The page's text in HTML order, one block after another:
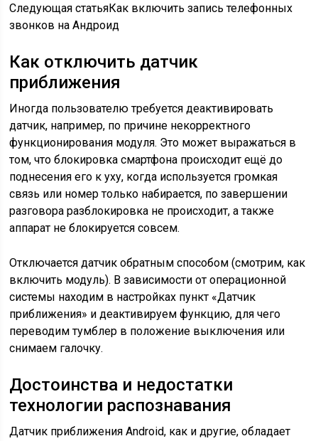
Следующая статьяКак включить запись телефонных
звонков на Андроид
Как отключить датчик
приближения
Иногда пользователю требуется деактивировать
датчик, например, по причине некорректного
функционирования модуля. Это может выражаться в
том, что блокировка смартфона происходит ещё до
поднесения его к уху, когда используется громкая
связь или номер только набирается, по завершении
разговора разблокировка не происходит, а также
аппарат не блокируется совсем.
Отключается датчик обратным способом (смотрим, как
включить модуль). В зависимости от операционной
системы находим в настройках пункт «Датчик
приближения» и деактивируем функцию, для чего
переводим тумблер в положение выключения или
снимаем галочку.
Достоинства и недостатки
технологии распознавания
Датчик приближения Android, как и другие, обладает